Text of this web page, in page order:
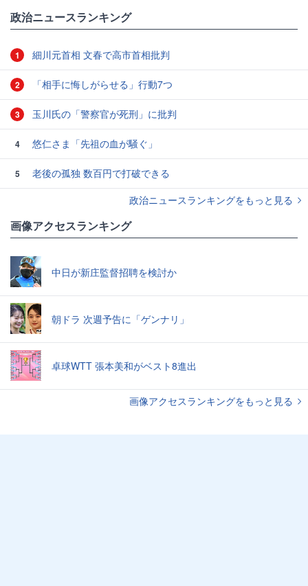
政治ニュースランキング
1 細川元首相 文春で高市首相批判
2 「相手に悔しがらせる」行動7つ
3 玉川氏の「警察官が死刑」に批判
4 悠仁さま「先祖の血が騒ぐ」
5
老後の孤独 数百円で打破できる
政治ニュースランキングをもっと見る
画像アクセスランキング
中日が新庄監督招聘を検討か
朝ドラ 次週予告に「ゲンナリ」
卓球WTT 張本美和がベスト8進出
画像アクセスランキングをもっと見る